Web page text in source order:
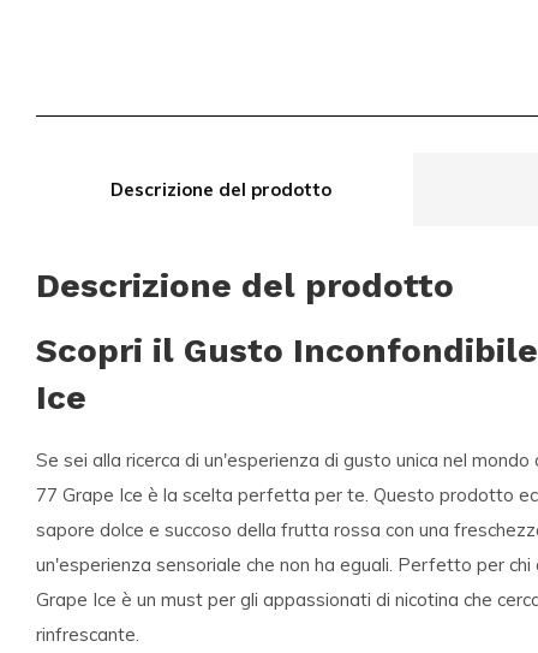
Descrizione del prodotto
Descrizione del prodotto
Scopri il Gusto
Ice
Se sei alla ricerca di un'esperienza di gusto unica nel mondo
77 Grape Ice è la scelta perfetta per te. Questo prodotto
sapore dolce e succoso della frutta rossa con una
un'esperienza sensoriale che non ha eguali. Perfetto per
Grape Ice è un must per gli appassionati di nicotina che
rinfrescante.